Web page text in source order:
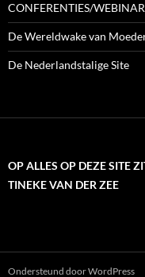
CONFERENTIES/
De Wereldwake van
De Nederlandstalige Site
OP ALLES OP DEZE SITE
TINEKE VAN DER ZEE
Ondersteund door WordPress